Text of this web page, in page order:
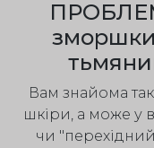
Вам знайома
шкіри, а може у
чи